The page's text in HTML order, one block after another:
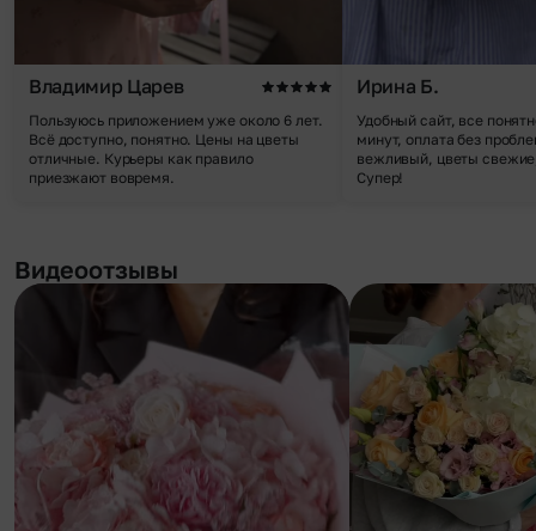
Владимир Царев
Пользуюсь приложением уже около 6 лет.
Всё доступно, понятно. Цены на цветы
отличные. Курьеры как правило
приезжают вовремя.
Ирина Б.
Удобный сайт, все
минут, оплата без
вежливый, цветы
Супер!
Видеоотзывы